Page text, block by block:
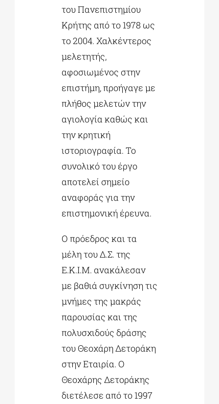
του Πανεπιστημίου
Κρήτης από το 1978 ως
το 2004. Χαλκέντερος
μελετητής,
αφοσιωμένος στην
επιστήμη, προήγαγε με
πλήθος μελετών την
αγιολογία καθώς και
την κρητική
ιστοριογραφία. Το
συνολικό του έργο
αποτελεί σημείο
αναφοράς για την
επιστημονική έρευνα.
Ο πρόεδρος και τα
μέλη του Δ.Σ. της
Ε.Κ.Ι.Μ. ανακάλεσαν
με βαθιά συγκίνηση τις
μνήμες της μακράς
παρουσίας και της
πολυσχιδούς δράσης
του Θεοχάρη Δετοράκη
στην Εταιρία. Ο
Θεοχάρης Δετοράκης
διετέλεσε από το 1997